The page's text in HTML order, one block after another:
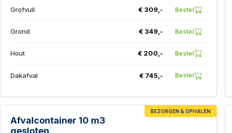
Grofvuil € 309,- Bestel
Grond € 349,- Bestel
Hout € 200,- Bestel
Dakafval € 745,- Bestel
BEZORGEN & OPHALEN
Afvalcontainer 10 m3
gesloten